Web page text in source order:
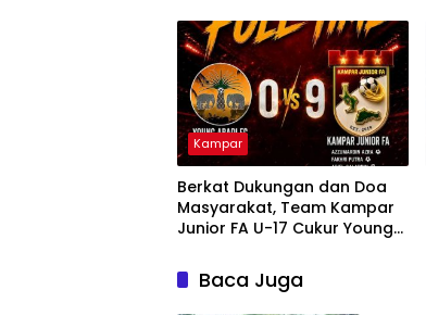
Kampar
Berkat Dukungan dan Doa
Masyarakat, Team Kampar
Junior FA U-17 Cukur Young
Soeratin
Baca Juga